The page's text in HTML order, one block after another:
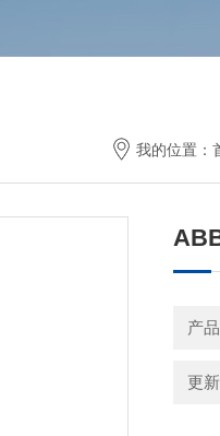
我的位置：
产
更